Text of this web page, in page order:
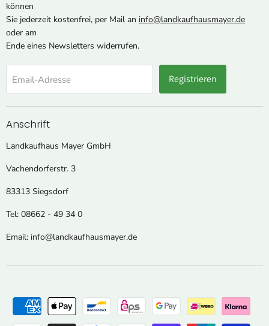
können
Sie jederzeit kostenfrei, per Mail an info@landkaufhausmayer.de
oder am
Ende eines Newsletters widerrufen.
Email-Adresse Registrieren
Anschrift
Landkaufhaus Mayer GmbH
Vachendorferstr. 3
83313 Siegsdorf
Tel: 08662 - 49 34 0
Email: info@landkaufhausmayer.de